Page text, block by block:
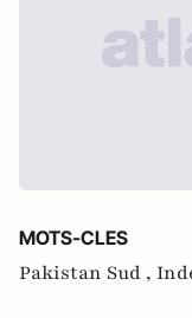
MOTS-CLES
Pakistan Sud ,